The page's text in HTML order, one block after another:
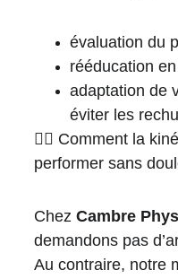
évaluation du
rééducation
adaptation de
éviter les
🏋️‍♀️ Comment la
performer sans
Chez Cambre
demandons pas
Au contraire, notre